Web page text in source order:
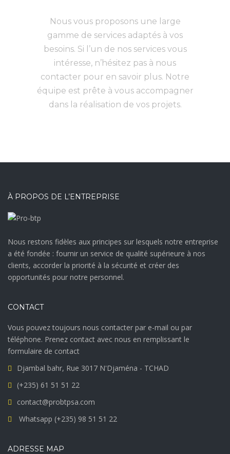
Nous vous proposons une large
gamme de services adaptés à vos
besoins. Si l’un de nos services vous
intéresse, n’hésitez pas à nous
contacter pour en savoir plus. Notre
équipe est prête à vous accompagner
dans la réalisation de vos projets.
À PROPOS DE L’ENTREPRISE
Nous restons fidèles aux principes sur lesquels notre entreprise
a été fondée : fournir un service de qualité supérieure à nos
clients, accorder la priorité à la sécurité et créer des
opportunités pour notre personnel.
CONTACT
Vous pouvez toujours nous contacter par e-mail ou par
téléphone. Prenez contact avec nous en remplissant le
formulaire de contact
Djambal bahr, Rue 3017 N'Djaména - TCHAD
(+235) 61 51 51 22
contact@probtpsa.com
Whatsapp (+235) 98 51 51 22
ADRESSE MAP